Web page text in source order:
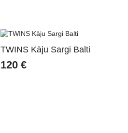
TWINS Kāju Sargi Balti
120€